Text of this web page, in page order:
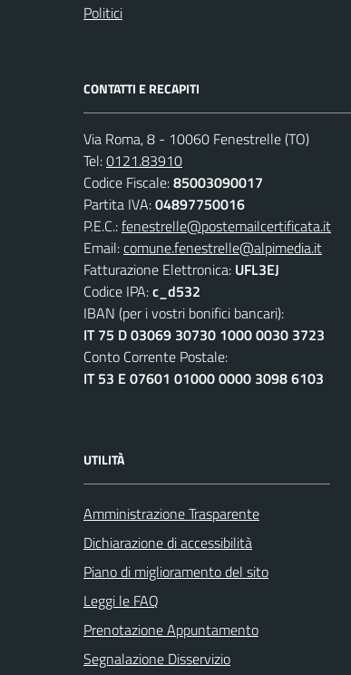
Politici
CONTATTI E RECAPITI
Via Roma, 8 - 10060 Fenestrelle (TO)
Tel:0121.83910
Codice Fiscale:85003090017
Partita IVA:04897750016
P.E.C.:fenestrelle@postemailcertificata.it
Email:comune.fenestrelle@alpimedia.it
Fatturazione Elettronica: UFL3EJ
Codice IPA:c_d532
IBAN (per i vostri bonifici bancari):
IT 75 D 03069 30730 1000 0030 3723
Conto Corrente Postale:
IT 53 E 07601 01000 0000 3098 6103
UTILITÀ
Amministrazione Trasparente
Dichiarazione di accessibilità
Piano di miglioramento del sito
Leggi le FAQ
Prenotazione Appuntamento
Segnalazione Disservizio